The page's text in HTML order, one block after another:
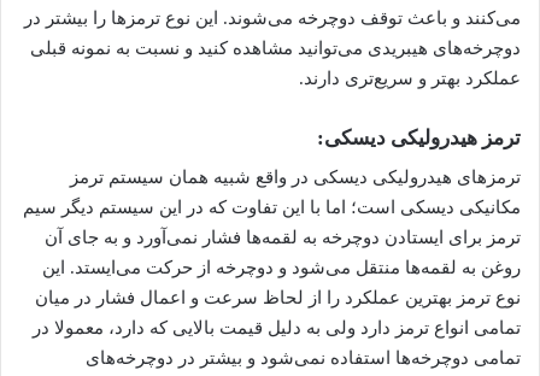
می‌کنند و باعث توقف دوچرخه می‌شوند. این نوع ترمزها را بیشتر در
دوچرخه‌های هیبریدی می‌توانید مشاهده کنید و نسبت به نمونه قبلی
عملکرد بهتر و سریع‌تری دارند.
ترمز هیدرولیکی دیسکی:
ترمزهای هیدرولیکی دیسکی در واقع شبیه همان سیستم ترمز
مکانیکی دیسکی است؛ اما با این تفاوت که در این سیستم دیگر سیم
ترمز برای ایستادن دوچرخه به لقمه‌ها فشار نمی‌آورد و به جای آن
روغن به لقمه‌ها منتقل می‌شود و دوچرخه از حرکت می‌ایستد. این
نوع ترمز بهترین عملکرد را از لحاظ سرعت و اعمال فشار در میان
تمامی انواع ترمز دارد ولی به دلیل قیمت بالایی که دارد، معمولا در
تمامی دوچرخه‌ها استفاده نمی‌شود و بیشتر در دوچرخه‌های